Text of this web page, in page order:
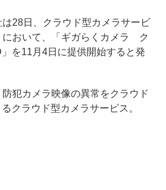
28日、クラウド型カメラサービ
において、「ギガらくカメラ ク
を11月4日に提供開始すると発
犯カメラ映像の異常をクラウド
クラウド型カメラサービス。